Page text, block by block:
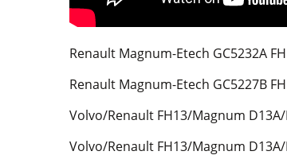
Renault Magnum-Etech GC5232A
Renault Magnum-Etech GC5227B
Volvo/Renault FH13/Magnum
Volvo/Renault FH13/Magnum